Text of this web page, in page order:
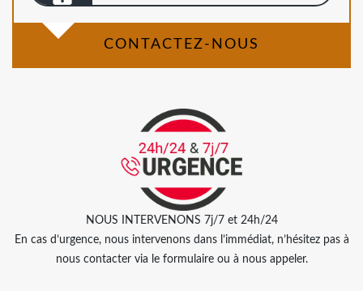
CONTACTEZ-NOUS
NOUS INTERVENONS 7j/7 et 24h/24
En cas d’urgence, nous intervenons dans l’immédiat, n’hésitez pas à
nous contacter via le formulaire ou à nous appeler.